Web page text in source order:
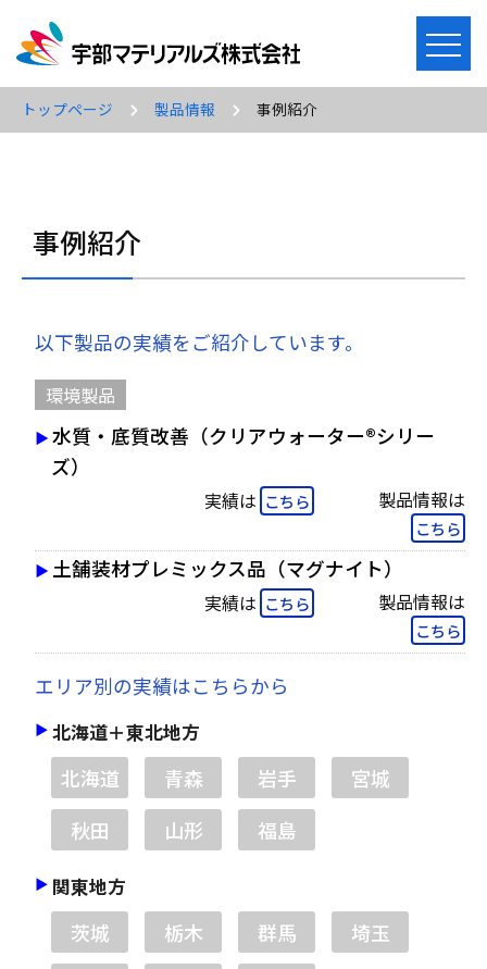
メ
ニ
ュ
を
トップページ 製品情報 事例紹介
事例紹介
以下製品の実績をご紹介しています。
環境製品
水質・底質改善（クリアウォーター®シリー
ズ）
実績は こちら 製品情報は
こちら
土舗装材プレミックス品（マグナイト）
実績は こちら 製品情報は
こちら
エリア別の実績はこちらから
北海道＋東北地方
北海道 青森 岩手
宮城
秋田
山形 福島
関東地方
茨城 栃木 群馬
埼玉